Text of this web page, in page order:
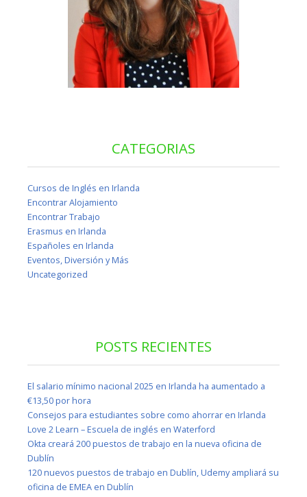
CATEGORIAS
Cursos de Inglés en Irlanda
Encontrar Alojamiento
Encontrar Trabajo
Erasmus en Irlanda
Españoles en Irlanda
Eventos, Diversión y Más
Uncategorized
POSTS RECIENTES
El salario mínimo nacional 2025 en Irlanda ha aumentado a
€13,50 por hora
Consejos para estudiantes sobre como ahorrar en Irlanda
Love 2 Learn – Escuela de inglés en Waterford
Okta creará 200 puestos de trabajo en la nueva oficina de
Dublín
120 nuevos puestos de trabajo en Dublín, Udemy ampliará su
oficina de EMEA en Dublín